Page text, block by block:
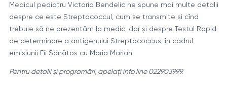
Medicul pediatru Victoria Bendelic ne spune mai multe detalii
despre ce este Streptococcul, cum se transmite și cînd
trebuie să ne prezentăm la medic, dar și despre Testul Rapid
de determinare a antigenului Streptococcus, în cadrul
emisiunii Fii Sănătos cu Maria Marian!
Pentru detalii și programări, apelaţi info line 022903999.